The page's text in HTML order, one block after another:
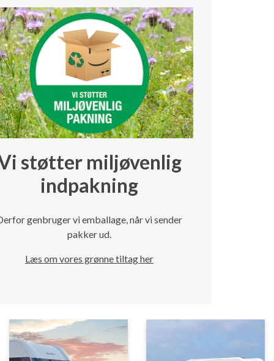
støtter miljøvenlig
indpakning
genbruger vi emballage, når vi sender
pakker ud.
Læs om vores grønne tiltag her